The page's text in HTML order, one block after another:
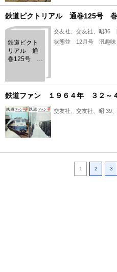
鉄道ピクトリアル 通巻125
鉄道ピクト
リアル 通
巻125号 巻
交友社、交友社、昭36
状態並 12月号 汎趣味
鉄道ファン １９６４年 ３２～４
交友社、交友社、昭 39
1 2 3